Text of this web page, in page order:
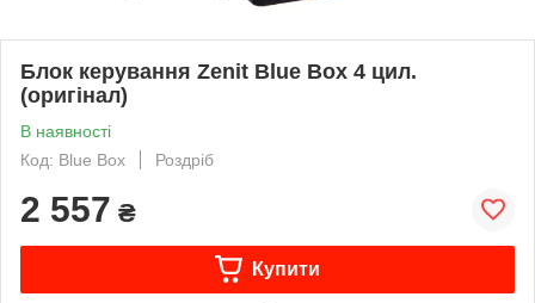
Блок керування Zenit Blue Box 4 цил.
(оригінал)
В наявності
Код: Blue Box
Роздріб
2 557 ₴
Купити